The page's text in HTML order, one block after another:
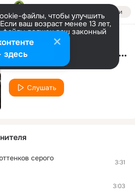
Войти
файлы, чтобы улучшить
ваш возраст менее 13 лет,
файлы должен ваш законный
информации
Настроить Better Than I Know Myself
Adam Lambert
Слушать
серого 3:31
3:03
здесь